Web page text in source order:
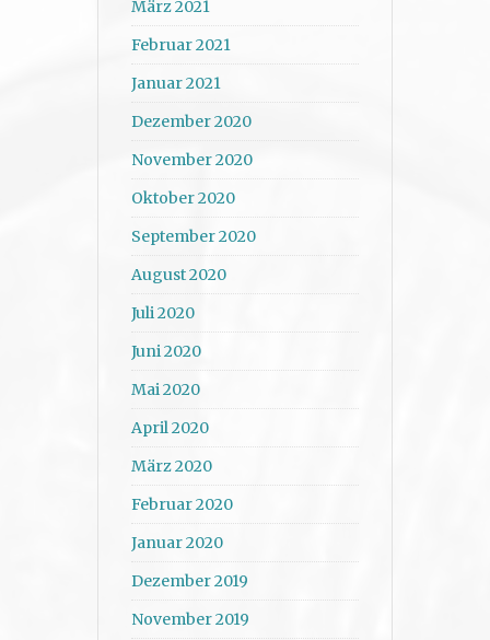
März 2021
Februar 2021
Januar 2021
Dezember 2020
November 2020
Oktober 2020
September 2020
August 2020
Juli 2020
Juni 2020
Mai 2020
April 2020
März 2020
Februar 2020
Januar 2020
Dezember 2019
November 2019